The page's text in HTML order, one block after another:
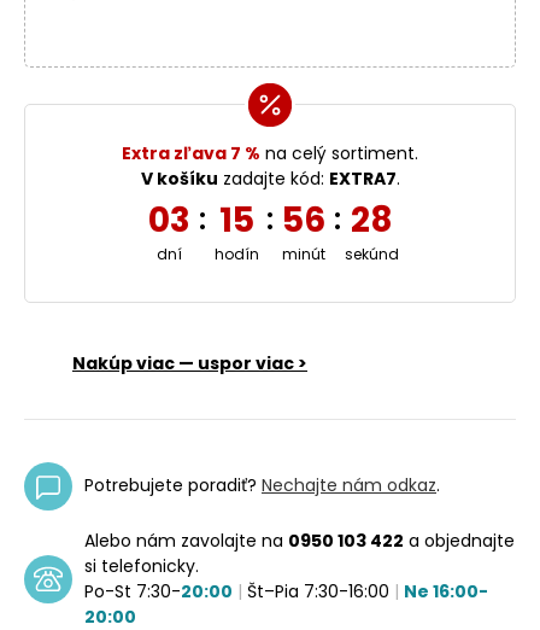
Extra zľava 7 % na celý sortiment.
V košíku zadajte kód: EXTRA7.
03
dní
: 15
hodín
: 56
minút
: 27
sekúnd
Nakúp viac — uspor viac >
Potrebujete poradiť? Nechajte nám odkaz.
Alebo nám zavolajte na 0950 103 422 a objednajte
si telefonicky.
Po-St 7:30-20:00 | Št–Pia 7:30-16:00 | Ne 16:00-
20:00